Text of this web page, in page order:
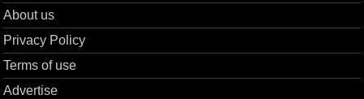
About us
Privacy Policy
Terms of use
Advertise